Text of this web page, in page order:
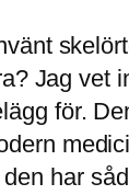
Jag vet
för.
har